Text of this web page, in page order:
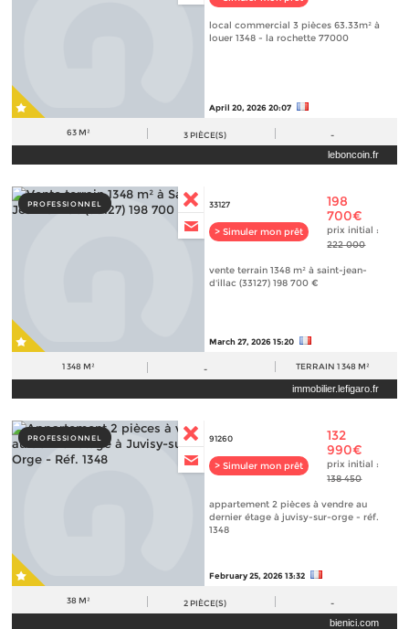
local commercial 3 pièces 63.33m² à
louer 1348 - la rochette 77000
April 20, 2026 20:07
63 M² 3 PIÈCE(S) -
leboncoin.fr
PROFESSIONNEL 33127
> Simuler mon prêt
198
700€
prix initial :
222 000
vente terrain 1348 m² à saint-jean-
d'illac (33127) 198 700 €
March 27, 2026 15:20
1 348 M² - TERRAIN 1 348 M²
immobilier.lefigaro.fr
PROFESSIONNEL 91260
> Simuler mon prêt
132
990€
prix initial :
138 450
appartement 2 pièces à vendre au
dernier étage à juvisy-sur-orge - réf.
1348
February 25, 2026 13:32
38 M² 2 PIÈCE(S) -
bienici.com